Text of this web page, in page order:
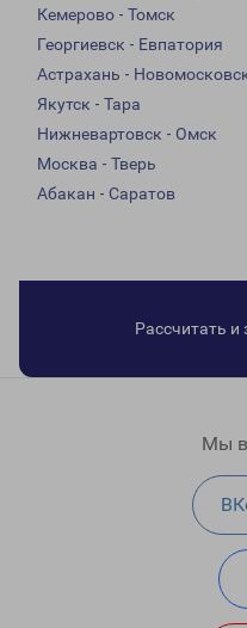
Кемерово - Томск
Георгиевск - Евпатория
Астрахань -
Якутск - Тара
Нижневартовск - Омск
Москва - Тверь
Абакан - Саратов
Рассчитать и
Мы в